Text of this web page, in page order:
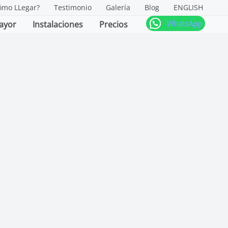
LLegar? Testimonio Galería Blog ENGLISH
Instalaciones Precios WhatsApp